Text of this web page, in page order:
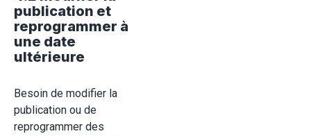
publication et
reprogrammer à
une date
ultérieure
Besoin de modifier la
publication ou de
reprogrammer des